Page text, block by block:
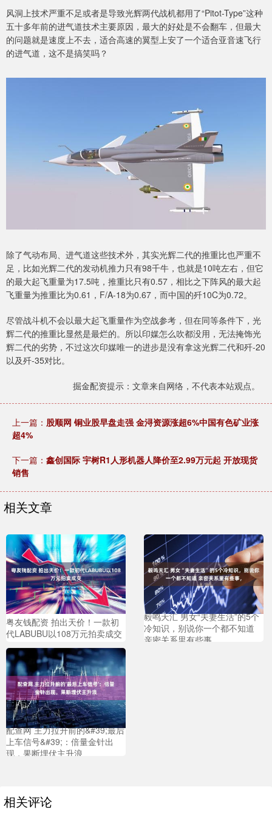
风洞上技术严重不足或者是导致光辉两代战机都用了“Pitot-Type”这种
五十多年前的进气道技术主要原因，最大的好处是不会翻车，但最大
的问题就是速度上不去，适合高速的翼型上安了一个适合亚音速飞行
的进气道，这不是搞笑吗？
除了气动布局、进气道这些技术外，其实光辉二代的推重比也严重不
足，比如光辉二代的发动机推力只有98千牛，也就是10吨左右，但它
的最大起飞重量为17.5吨，推重比只有0.57，相比之下阵风的最大起
飞重量为推重比为0.61，F/A-18为0.67，而中国的歼10C为0.72。
尽管战斗机不会以最大起飞重量作为空战参考，但在同等条件下，光
辉二代的推重比显然是最烂的。所以印媒怎么吹都没用，无法掩饰光
辉二代的劣势，不过这次印媒唯一的进步是没有拿这光辉二代和歼-20
以及歼-35对比。
掘金配资提示：文章来自网络，不代表本站观点。
上一篇： 股顺网 铜业股早盘走强 金浔资源涨超6%中国有色矿业涨
超4%
下一篇： 鑫创国际 宇树R1人形机器人降价至2.99万元起 开放现货
销售
相关文章
粤友钱配资 拍出天价！一款初
代LABUBU以108万元拍卖成交
毅鸣天汇 男女“夫妻生活”的5个
冷知识，别说你一个都不知道
亲密关系里有些事，
配查网 主力拉升前的&#39;最后
上车信号&#39;：倍量金针出
现，果断埋伏主升浪
相关评论